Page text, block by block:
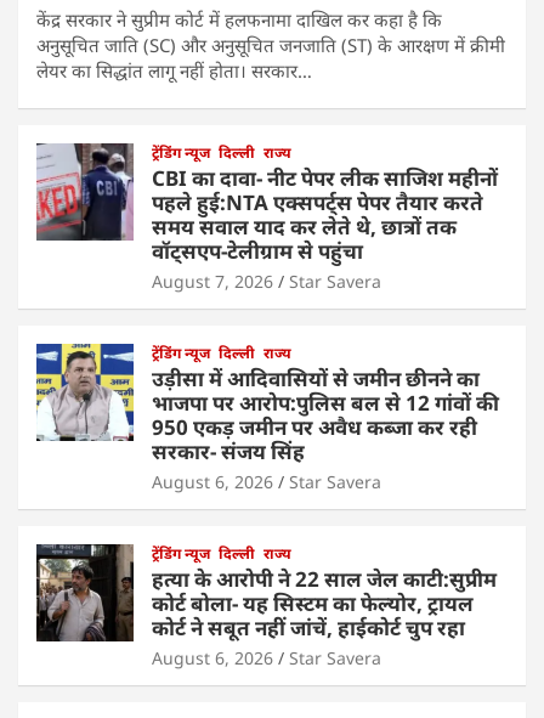
केंद्र सरकार ने सुप्रीम कोर्ट में हलफनामा दाखिल कर कहा है कि
अनुसूचित जाति (SC) और अनुसूचित जनजाति (ST) के आरक्षण में क्रीमी
लेयर का सिद्धांत लागू नहीं होता। सरकार…
ट्रेंडिंग न्यूज दिल्ली राज्य
CBI का दावा- नीट पेपर लीक साजिश महीनों
पहले हुई:NTA एक्सपर्ट्स पेपर तैयार करते
समय सवाल याद कर लेते थे, छात्रों तक
वॉट्सएप-टेलीग्राम से पहुंचा
August 7, 2026 Star Savera
ट्रेंडिंग न्यूज दिल्ली राज्य
उड़ीसा में आदिवासियों से जमीन छीनने का
भाजपा पर आरोप:पुलिस बल से 12 गांवों की
950 एकड़ जमीन पर अवैध कब्जा कर रही
सरकार- संजय सिंह
August 6, 2026 Star Savera
ट्रेंडिंग न्यूज दिल्ली राज्य
हत्या के आरोपी ने 22 साल जेल काटी:सुप्रीम
कोर्ट बोला- यह सिस्टम का फेल्योर, ट्रायल
कोर्ट ने सबूत नहीं जांचें, हाईकोर्ट चुप रहा
August 6, 2026 Star Savera